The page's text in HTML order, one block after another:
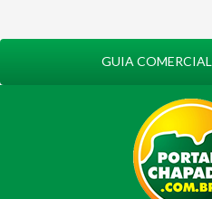
GUIA COMERCIAL